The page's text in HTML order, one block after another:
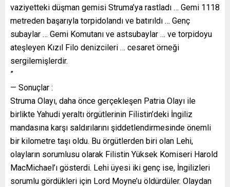
vaziyetteki düşman gemisi Struma’ya rastladı … Gemi 1118
metreden başarıyla torpidolandı ve batırıldı … Genç
subaylar … Gemi Komutanı ve astsubaylar … ve torpidoyu
ateşleyen Kızıl Filo denizcileri … cesaret örneği
sergilemişlerdir.
”
— Sonuçlar :
Struma Olayı, daha önce gerçekleşen Patria Olayı ile
birlikte Yahudi yeraltı örgütlerinin Filistin’deki İngiliz
mandasına karşı saldırılarını şiddetlendirmesinde önemli
bir kilometre taşı oldu. Bu örgütlerden biri olan Lehi,
olayların sorumlusu olarak Filistin Yüksek Komiseri Harold
MacMichael’ı gösterdi. Lehi üyesi iki genç ise, İngilizleri
sorumlu gördükleri için Lord Moyne’u öldürdüler. Olaydan